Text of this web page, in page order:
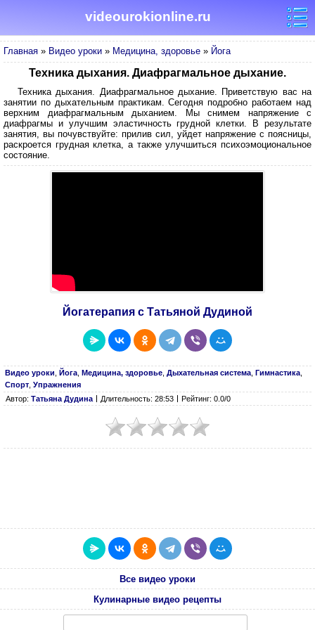
videourokionline.ru
Главная » Видео уроки » Медицина, здоровье » Йога
Техника дыхания. Диафрагмальное дыхание.
Техника дыхания. Диафрагмальное дыхание. Приветствую вас на
занятии по дыхательным практикам. Сегодня подробно работаем над
верхним диафрагмальным дыханием. Мы снимем напряжение с
диафрагмы и улучшим эластичность грудной клетки. В результате
занятия, вы почувствуйте: прилив сил, уйдет напряжение с поясницы,
раскроется грудная клетка, а также улучшиться психоэмоциональное
состояние.
Йогатерапия с Татьяной Дудиной
Видео уроки Йога Медицина, здоровье Дыхательная система Гимнастика
Спорт Упражнения
Автор: Татьяна Дудина Длительность: 28:53 Рейтинг: 0.0/0
Все видео уроки
Кулинарные видео рецепты